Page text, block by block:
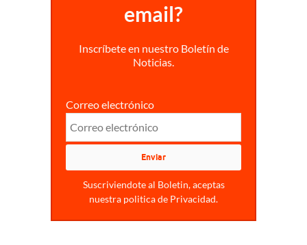
email?
Inscríbete en nuestro Boletín de
Noticias.
Correo electrónico
Suscriviendote al Boletin, aceptas
nuestra politica de Privacidad.